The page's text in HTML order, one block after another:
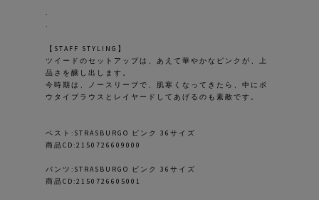
.
.
【STAFF STYLING】
ツイードのセットアップは、あえて華やかなピンクが、上
品さを醸し出します。
今時期は、ノースリーブで、肌寒くなってきたら、中にボ
ウタイブラウスとレイヤードしてあげるのも素敵です。
ベスト:STRASBURGO ピンク 36サイズ
商品CD:2150726609000
パンツ:STRASBURGO ピンク 36サイズ
商品CD:2150726605001